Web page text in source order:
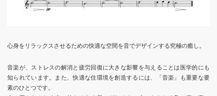
心身をリラックスさせるための快適な空間を音でデザインする究極の癒し。
音楽が、ストレスの解消と疲労回復に大きな影響を与えることは医学的にも
知られています。また、快適な住環境を創造するには、「音楽」も重要な要
素のひとつです。